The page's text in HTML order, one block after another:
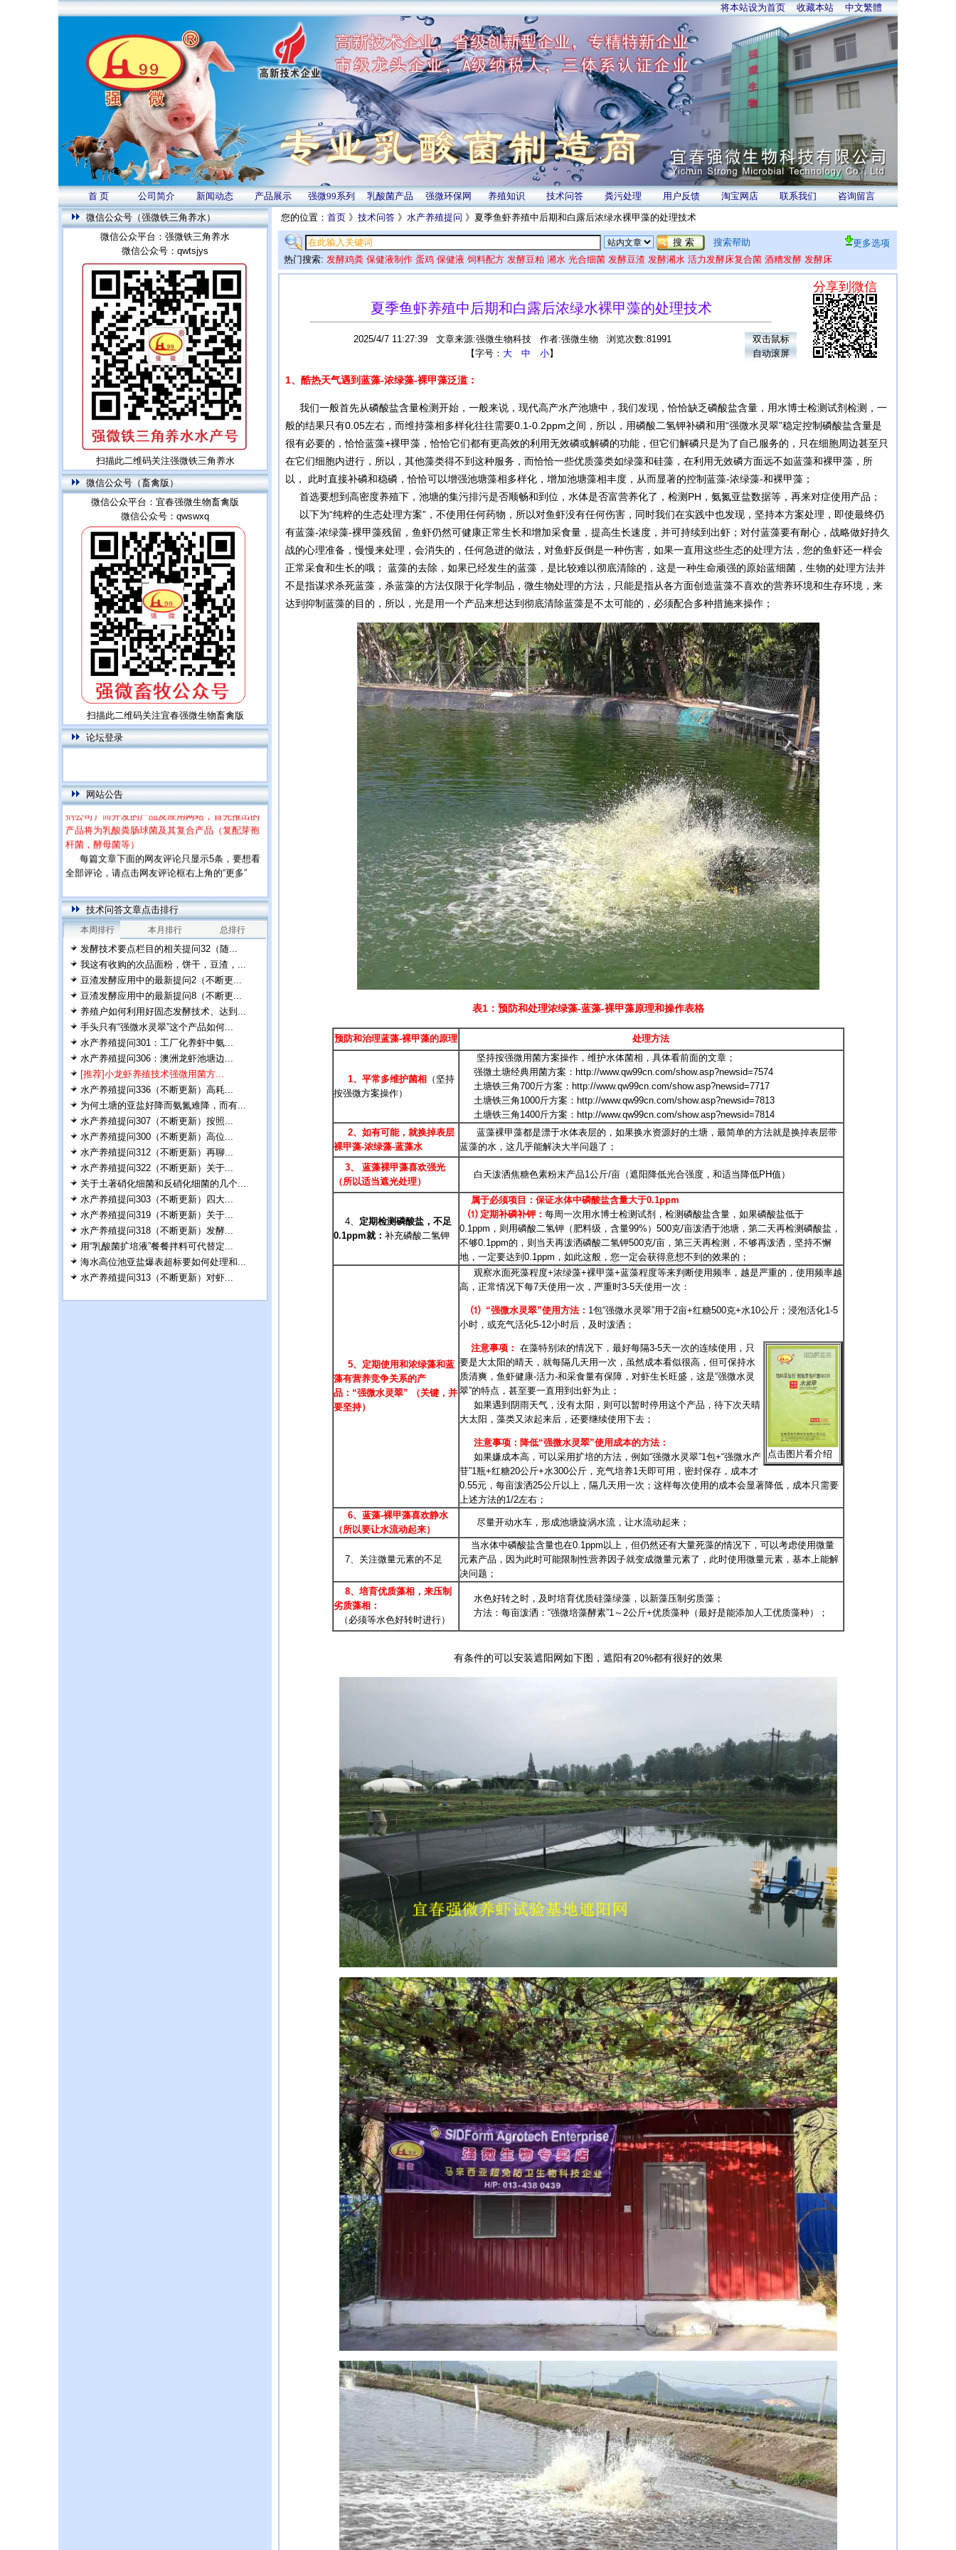
将本站设为首页 收藏本站 中文繁體
首 页 公司简介 新闻动态 产品展示 强微99系列 乳酸菌产品 强微环保网 养殖知识 技术问答 粪污处理 用户反馈 淘宝网店 联系我们
咨询留言
微信公众号（强微铁三角养水）
微信公众平台：强微铁三角养水
微信公众号：qwtsjys
扫描此二维码关注强微铁三角养水
微信公众号（畜禽版）
微信公众平台：宜春强微生物畜禽版
微信公众号：qwswxq
扫描此二维码关注宜春强微生物畜禽版
论坛登录
网站公告
端市场（饲料厂，大型养殖场，下游微生物添加
剂公司）而开发的产品及应用网站，首先推出的
产品将为乳酸粪肠球菌及其复合产品（复配芽孢
杆菌，酵母菌等）
每篇文章下面的网友评论只显示5条，要想看
全部评论，请点击网友评论框右上角的“更多”
技术问答文章点击排行
本周排行 本月排行 总排行
发酵技术要点栏目的相关提问32（随...
我这有收购的次品面粉，饼干，豆渣，...
豆渣发酵应用中的最新提问2（不断更...
豆渣发酵应用中的最新提问8（不断更...
养殖户如何利用好固态发酵技术、达到...
手头只有“强微水灵翠”这个产品如何...
水产养殖提问301：工厂化养虾中氨...
水产养殖提问306：澳洲龙虾池塘边...
[推荐]小龙虾养殖技术强微用菌方...
水产养殖提问336（不断更新）高耗...
为何土塘的亚盐好降而氨氮难降，而有...
水产养殖提问307（不断更新）按照...
水产养殖提问300（不断更新）高位...
水产养殖提问312（不断更新）再聊...
水产养殖提问322（不断更新）关于...
关于土著硝化细菌和反硝化细菌的几个...
水产养殖提问303（不断更新）四大...
水产养殖提问319（不断更新）关于...
水产养殖提问318（不断更新）发酵...
用“乳酸菌扩培液”餐餐拌料可代替定...
海水高位池亚盐爆表超标要如何处理和...
水产养殖提问313（不断更新）对虾...
您的位置： 首页 》 技术问答 》 水产养殖提问 》夏季鱼虾养殖中后期和白露后浓绿水裸甲藻的处理技术
搜索帮助
更多选项
热门搜索: 发酵鸡粪 保健液制作 蛋鸡 保健液 饲料配方 发酵豆粕 潲水 光合细菌 发酵豆渣 发酵潲水 活力发酵床复合菌 酒糟发酵 发酵床
夏季鱼虾养殖中后期和白露后浓绿水裸甲藻的处理技术
2025/4/7 11:27:39 文章来源:强微生物科技 作者:强微生物 浏览次数:81991
【字号： 大 中 小】
双击鼠标
自动滚屏
1、酷热天气遇到蓝藻-浓绿藻-裸甲藻泛滥：
我们一般首先从磷酸盐含量检测开始，一般来说，现代高产水产池塘中，我们发现，恰恰缺乏磷酸盐含量，用水博士检测试剂检测，一
般的结果只有0.05左右，而维持藻相多样化往往需要0.1-0.2ppm之间，所以，用磷酸二氢钾补磷和用“强微水灵翠”稳定控制磷酸盐含量是
很有必要的，恰恰蓝藻+裸甲藻，恰恰它们都有更高效的利用无效磷或解磷的功能，但它们解磷只是为了自己服务的，只在细胞周边甚至只
在它们细胞内进行，所以，其他藻类得不到这种服务，而恰恰一些优质藻类如绿藻和硅藻，在利用无效磷方面远不如蓝藻和裸甲藻，所
以， 此时直接补磷和稳磷，恰恰可以增强池塘藻相多样化，增加池塘藻相丰度，从而显著的控制蓝藻-浓绿藻-和裸甲藻；
首选要想到高密度养殖下，池塘的集污排污是否顺畅和到位，水体是否富营养化了，检测PH，氨氮亚盐数据等，再来对症使用产品；
以下为“纯粹的生态处理方案”，不使用任何药物，所以对鱼虾没有任何伤害，同时我们在实践中也发现，坚持本方案处理，即使最终仍
有蓝藻-浓绿藻-裸甲藻残留，鱼虾仍然可健康正常生长和增加采食量，提高生长速度，并可持续到出虾；对付蓝藻要有耐心，战略做好持久
战的心理准备，慢慢来处理，会消失的，任何急进的做法，对鱼虾反倒是一种伤害，如果一直用这些生态的处理方法，您的鱼虾还一样会
正常采食和生长的哦； 蓝藻的去除，如果已经发生的蓝藻，是比较难以彻底清除的，这是一种生命顽强的原始蓝细菌，生物的处理方法并
不是指谋求杀死蓝藻，杀蓝藻的方法仅限于化学制品，微生物处理的方法，只能是指从各方面创造蓝藻不喜欢的营养环境和生存环境，来
达到抑制蓝藻的目的，所以，光是用一个产品来想达到彻底清除蓝藻是不太可能的，必须配合多种措施来操作；
表1：预防和处理浓绿藻-蓝藻-裸甲藻原理和操作表格
预防和治理蓝藻-裸甲藻的原理 处理方法
1、平常多维护菌相 （坚持
按强微方案操作）
坚持按强微用菌方案操作，维护水体菌相，具体看前面的文章；
强微土塘经典用菌方案： http://www.qw99cn.com/show.asp?newsid=7574
土塘铁三角700斤方案： http://www.qw99cn.com/show.asp?newsid=7717
土塘铁三角1000斤方案： http://www.qw99cn.com/show.asp?newsid=7813
土塘铁三角1400斤方案： http://www.qw99cn.com/show.asp?newsid=7814
2、如有可能，就换掉表层
裸甲藻-浓绿藻-蓝藻水
蓝藻裸甲藻都是漂于水体表层的，如果换水资源好的土塘，最简单的方法就是换掉表层带
蓝藻的水，这几乎能解决大半问题了；
3、 蓝藻裸甲藻喜欢强光
（所以适当遮光处理）
白天泼洒焦糖色素粉末产品1公斤/亩（遮阳降低光合强度，和适当降低PH值）
4、 定期检测磷酸盐，不足
0.1ppm就： 补充磷酸二氢钾
属于必须项目： 保证水体中磷酸盐含量大于0.1ppm
⑴ 定期补磷补钾： 每周一次用水博士检测试剂，检测磷酸盐含量，如果磷酸盐低于
0.1ppm，则用磷酸二氢钾（肥料级，含量99%）500克/亩泼洒于池塘，第二天再检测磷酸盐，
不够0.1ppm的，则当天再泼洒磷酸二氢钾500克/亩，第三天再检测，不够再泼洒，坚持不懈
地，一定要达到0.1ppm，如此这般，您一定会获得意想不到的效果的；
5、定期使用和浓绿藻和蓝
藻有营养竞争关系的产
品：“强微水灵翠” （关键，并
要坚持）
观察水面死藻程度+浓绿藻+裸甲藻+蓝藻程度等来判断使用频率，越是严重的，使用频率越
高，正常情况下每7天使用一次，严重时3-5天使用一次：
⑴ “强微水灵翠”使用方法： 1包“强微水灵翠”用于2亩+红糖500克+水10公斤；浸泡活化1-5
小时，或充气活化5-12小时后，及时泼洒；
点击图片看介绍
注意事项： 在藻特别浓的情况下，最好每隔3-5天一次的连续使用，只
要是大太阳的晴天，就每隔几天用一次，虽然成本看似很高，但可保持水
质清爽，鱼虾健康-活力-和采食量有保障，对虾生长旺盛，这是“强微水灵
翠”的特点，甚至要一直用到出虾为止；
如果遇到阴雨天气，没有太阳，则可以暂时停用这个产品，待下次天晴
大太阳，藻类又浓起来后，还要继续使用下去；
注意事项：降低“强微水灵翠”使用成本的方法：
如果嫌成本高，可以采用扩培的方法，例如“强微水灵翠”1包+“强微水产
苷”1瓶+红糖20公斤+水300公斤，充气培养1天即可用，密封保存，成本才
0.55元，每亩泼洒25公斤以上，隔几天用一次；这样每次使用的成本会显著降低，成本只需要
上述方法的1/2左右；
6、蓝藻-裸甲藻喜欢静水
（所以要让水流动起来）
尽量开动水车，形成池塘旋涡水流，让水流动起来；
7、关注微量元素的不足
当水体中磷酸盐含量也在0.1ppm以上，但仍然还有大量死藻的情况下，可以考虑使用微量
元素产品，因为此时可能限制性营养因子就变成微量元素了，此时使用微量元素，基本上能解
决问题；
8、培育优质藻相，来压制
劣质藻相：
（必须等水色好转时进行）
水色好转之时，及时培育优质硅藻绿藻，以新藻压制劣质藻；
方法：每亩泼洒：“强微培藻酵素”1～2公斤+优质藻种（最好是能添加人工优质藻种）；
有条件的可以安装遮阳网如下图，遮阳有20%都有很好的效果